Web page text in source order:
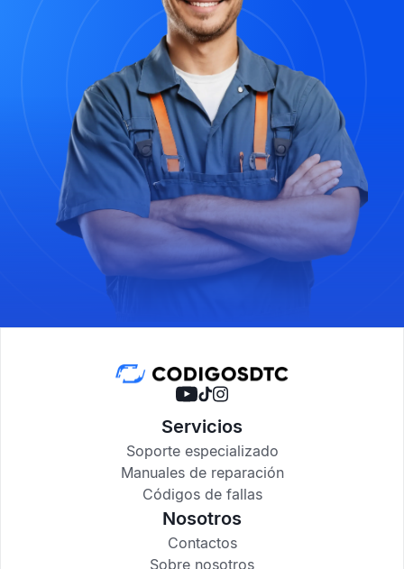
Servicios
Soporte especializado
Manuales de reparación
Códigos de fallas
Nosotros
Contactos
Sobre nosotros